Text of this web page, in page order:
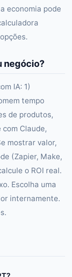
economia pode
negócio?
IA: 1)
tempo
de produtos,
Claude,
mostrar valor,
(Zapier, Make,
o ROI real.
Escolha uma
internamente.